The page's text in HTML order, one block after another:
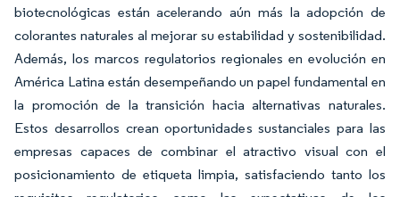
biotecnológicas están acelerando aún más la adopción de
colorantes naturales al mejorar su estabilidad y sostenibilidad.
Además, los marcos regulatorios regionales en evolución en
América Latina están desempeñando un papel fundamental en
la promoción de la transición hacia alternativas naturales.
Estos desarrollos crean oportunidades sustanciales para las
empresas capaces de combinar el atractivo visual con el
posicionamiento de etiqueta limpia, satisfaciendo tanto los